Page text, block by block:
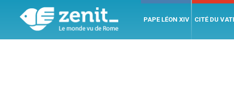
PAPE LÉON XIV CITÉ DU